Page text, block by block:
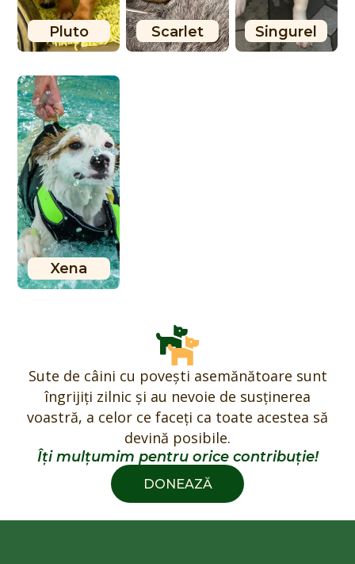
Pluto Scarlet Singurel
Xena
Sute de câini cu povești asemănătoare sunt
îngrijiți zilnic și au nevoie de susținerea
voastră, a celor ce faceți ca toate acestea să
devină posibile.
Îți mulțumim pentru orice contribuție!
DONEAZĂ